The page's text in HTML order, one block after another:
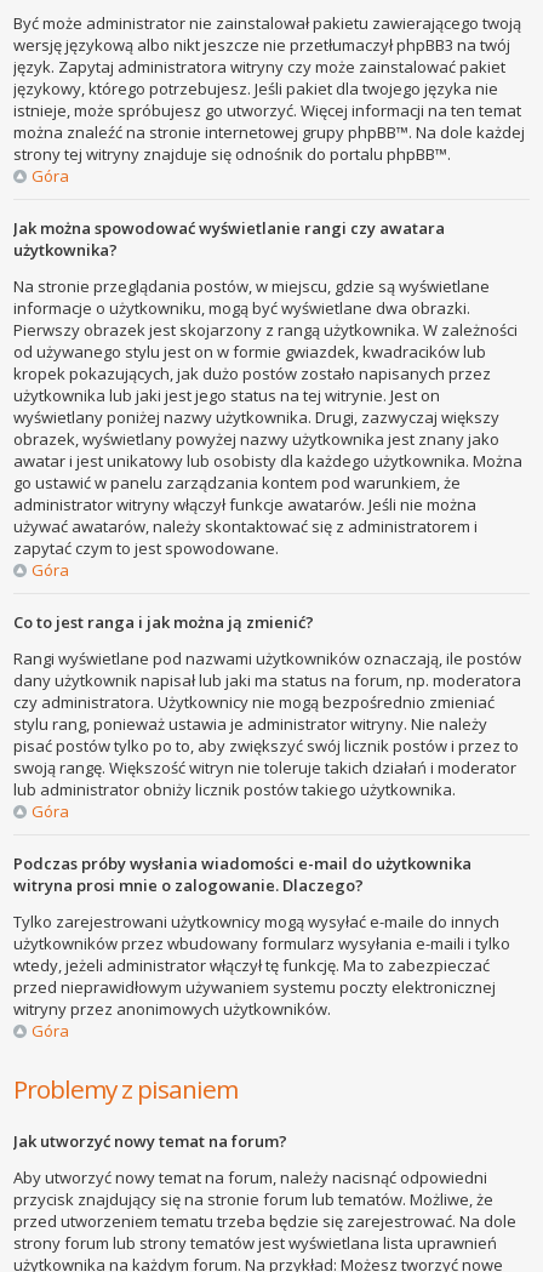
Być może administrator nie zainstalował pakietu zawierającego twoją
wersję językową albo nikt jeszcze nie przetłumaczył phpBB3 na twój
język. Zapytaj administratora witryny czy może zainstalować pakiet
językowy, którego potrzebujesz. Jeśli pakiet dla twojego języka nie
istnieje, może spróbujesz go utworzyć. Więcej informacji na ten temat
można znaleźć na stronie internetowej grupy phpBB™. Na dole każdej
strony tej witryny znajduje się odnośnik do portalu phpBB™.
Góra
Jak można spowodować wyświetlanie rangi czy awatara
użytkownika?
Na stronie przeglądania postów, w miejscu, gdzie są wyświetlane
informacje o użytkowniku, mogą być wyświetlane dwa obrazki.
Pierwszy obrazek jest skojarzony z rangą użytkownika. W zależności
od używanego stylu jest on w formie gwiazdek, kwadracików lub
kropek pokazujących, jak dużo postów zostało napisanych przez
użytkownika lub jaki jest jego status na tej witrynie. Jest on
wyświetlany poniżej nazwy użytkownika. Drugi, zazwyczaj większy
obrazek, wyświetlany powyżej nazwy użytkownika jest znany jako
awatar i jest unikatowy lub osobisty dla każdego użytkownika. Można
go ustawić w panelu zarządzania kontem pod warunkiem, że
administrator witryny włączył funkcje awatarów. Jeśli nie można
używać awatarów, należy skontaktować się z administratorem i
zapytać czym to jest spowodowane.
Góra
Co to jest ranga i jak można ją zmienić?
Rangi wyświetlane pod nazwami użytkowników oznaczają, ile postów
dany użytkownik napisał lub jaki ma status na forum, np. moderatora
czy administratora. Użytkownicy nie mogą bezpośrednio zmieniać
stylu rang, ponieważ ustawia je administrator witryny. Nie należy
pisać postów tylko po to, aby zwiększyć swój licznik postów i przez to
swoją rangę. Większość witryn nie toleruje takich działań i moderator
lub administrator obniży licznik postów takiego użytkownika.
Góra
Podczas próby wysłania wiadomości e-mail do użytkownika
witryna prosi mnie o zalogowanie. Dlaczego?
Tylko zarejestrowani użytkownicy mogą wysyłać e-maile do innych
użytkowników przez wbudowany formularz wysyłania e-maili i tylko
wtedy, jeżeli administrator włączył tę funkcję. Ma to zabezpieczać
przed nieprawidłowym używaniem systemu poczty elektronicznej
witryny przez anonimowych użytkowników.
Góra
Problemy z pisaniem
Jak utworzyć nowy temat na forum?
Aby utworzyć nowy temat na forum, należy nacisnąć odpowiedni
przycisk znajdujący się na stronie forum lub tematów. Możliwe, że
przed utworzeniem tematu trzeba będzie się zarejestrować. Na dole
strony forum lub strony tematów jest wyświetlana lista uprawnień
użytkownika na każdym forum. Na przykład: Możesz tworzyć nowe